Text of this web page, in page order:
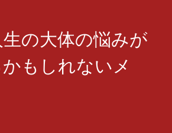
生の大体の悩みが
もしれないメ